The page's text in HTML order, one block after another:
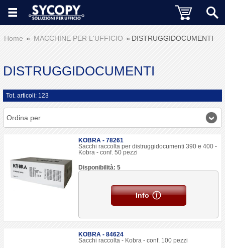
Home MACCHINE PER L'UFFICIO DISTRUGGIDOCUMENTI
DISTRUGGIDOCUMENTI
Tot. articoli: 123
Ordina per
KOBRA - 78261
Sacchi raccolta per distruggidocumenti 390 e 400 -
Kobra - conf. 50 pezzi
Disponibilità: 5
Info
KOBRA - 84624
Sacchi raccolta - Kobra - conf. 100 pezzi